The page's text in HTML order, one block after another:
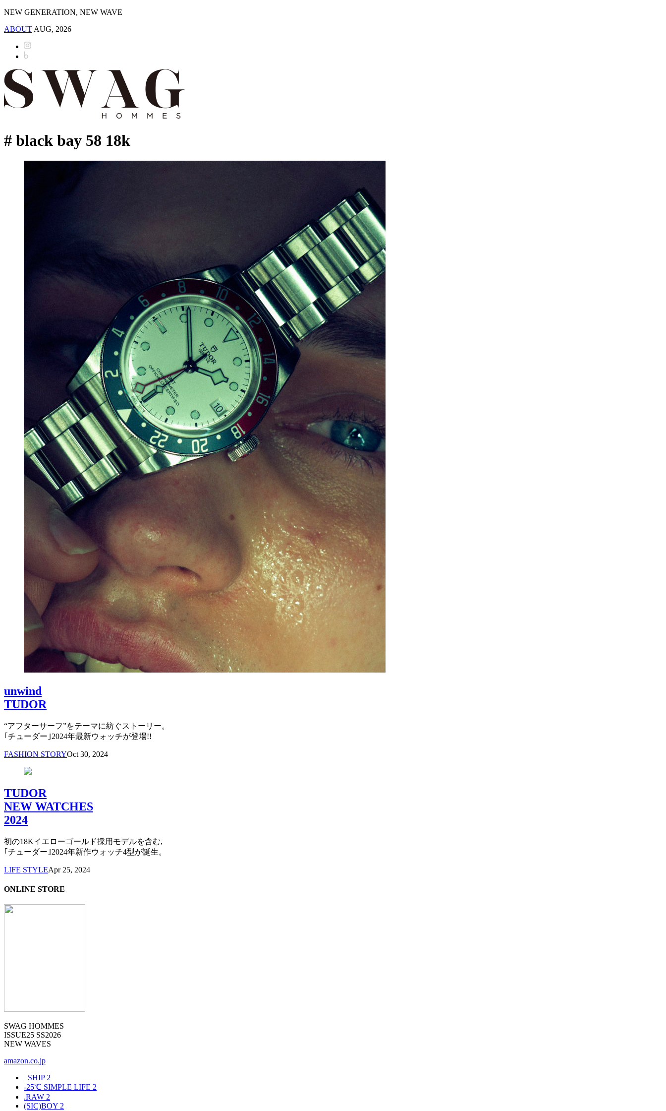
NEW GENERATION, NEW WAVE
ABOUT AUG, 2026
# black bay 58 18k
unwind
TUDOR
“アフターサーフ”をテーマに紡ぐストーリー。
｢チューダー｣2024年最新ウォッチが登場!!
FASHION STORYOct 30, 2024
TUDOR
NEW WATCHES
2024
初の18Kイエローゴールド採用モデルを含む,
｢チューダー｣2024年新作ウォッチ4型が誕生。
LIFE STYLEApr 25, 2024
ONLINE STORE
SWAG HOMMES
ISSUE25 SS2026
NEW WAVES
amazon.co.jp
_SHIP 2
-25℃ SIMPLE LIFE 2
.RAW 2
(SIC)BOY 2